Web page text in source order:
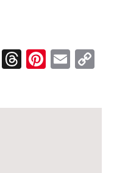
Twitter
Threads